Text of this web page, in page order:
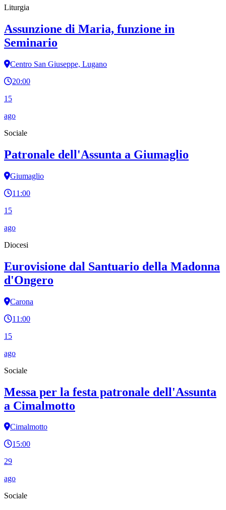
Liturgia
Assunzione di Maria, funzione in
Seminario
Centro San Giuseppe, Lugano
20:00
15
ago
Sociale
Patronale dell'Assunta a Giumaglio
Giumaglio
11:00
15
ago
Diocesi
Eurovisione dal Santuario della Madonna
d'Ongero
Carona
11:00
15
ago
Sociale
Messa per la festa patronale dell'Assunta
a Cimalmotto
Cimalmotto
15:00
29
ago
Sociale